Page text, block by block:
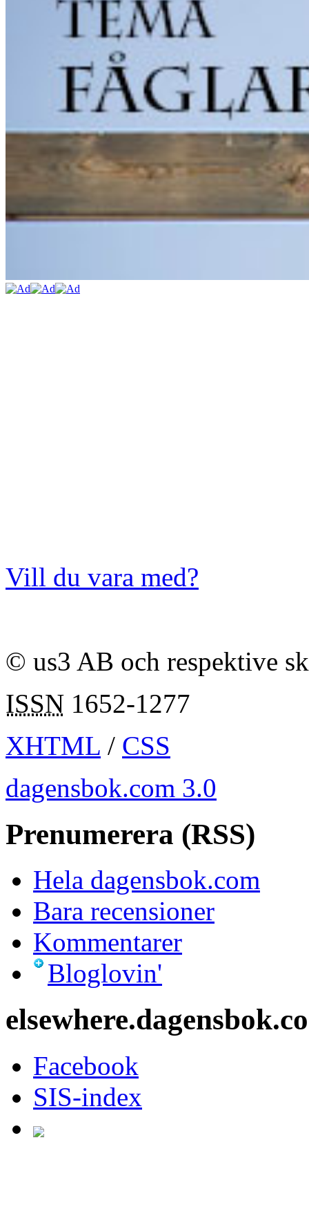
Vill du vara med?
© us3 AB och respektive
ISSN 1652-1277
XHTML / CSS
dagensbok.com 3.0
Prenumerera (RSS)
Hela dagensbok.com
Bara recensioner
Kommentarer
Bloglovin'
Facebook
SIS-index